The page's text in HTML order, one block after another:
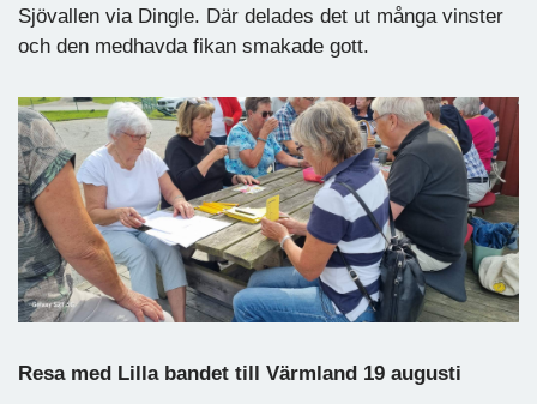
Sjövallen via Dingle. Där delades det ut många vinster
och den medhavda fikan smakade gott.
Resa med Lilla bandet till Värmland 19 augusti